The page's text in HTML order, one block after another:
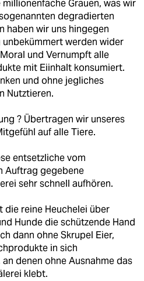
Grauen, was wir
degradierten
haben wir uns hingegen
werden wider
und Vernumpft alle
mit Eiinhalt konsumiert.
und ohne jegliches
Nutztieren.
? Übertragen wir unseres
auf alle Tiere.
entsetzliche vom
Auftrag gegebene
sehr schnell aufhören.
die reine Heuchelei über
Hunde die schützende Hand
dann ohne Skrupel Eier,
in sich
denen ohne Ausnahme das
klebt.